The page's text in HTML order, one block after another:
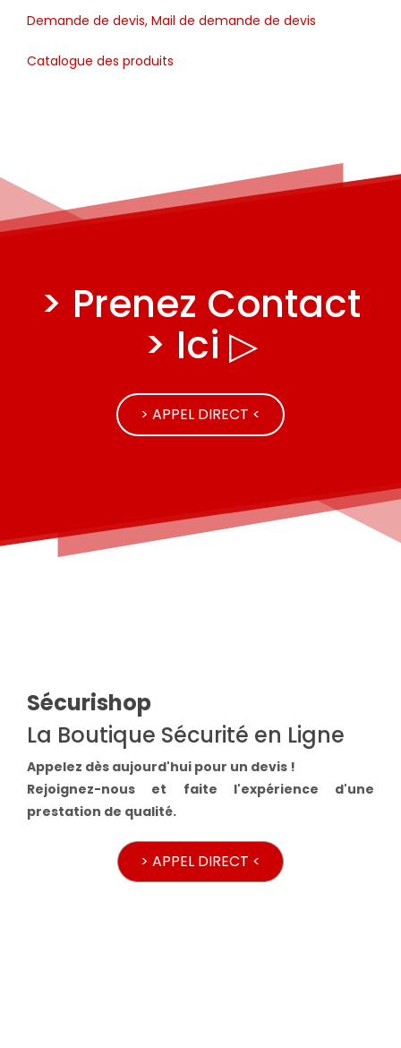
Demande de devis, Mail de demande de devis
Catalogue des produits
> Prenez Contact
> Ici ▷
> APPEL DIRECT <
Sécurishop
La Boutique Sécurité en Ligne
Appelez dès aujourd'hui pour un devis !
Rejoignez-nous et faite l'expérience d'une
prestation de qualité.
> APPEL DIRECT <